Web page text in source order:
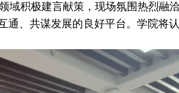
积极建言献策，现场氛围热烈融洽
、共谋发展的良好平台。学院将